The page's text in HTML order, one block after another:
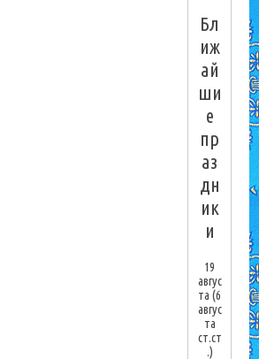
Бл
иж
ай
ши
е
пр
аз
дн
ик
и
19
авгус
та(6
авгус
та
ст.ст
.)